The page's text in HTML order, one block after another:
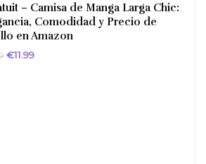
– Camisa de Manga Larga Chic:
Comodidad y Precio de
en Amazon
El
€11.99El